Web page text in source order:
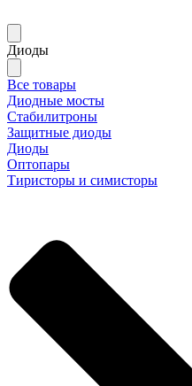
Диоды
Все товары
Диодные мосты
Стабилитроны
Защитные диоды
Диоды
Оптопары
Тиристоры и симисторы